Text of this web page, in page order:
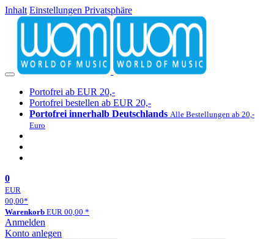
Inhalt Einstellungen Privatsphäre
Portofrei ab EUR 20,-
Portofrei bestellen ab EUR 20,-
Portofrei innerhalb Deutschlands Alle Bestellungen ab 20,-
Euro
0
EUR
00,00*
Warenkorb EUR 00,00 *
Anmelden
Konto anlegen